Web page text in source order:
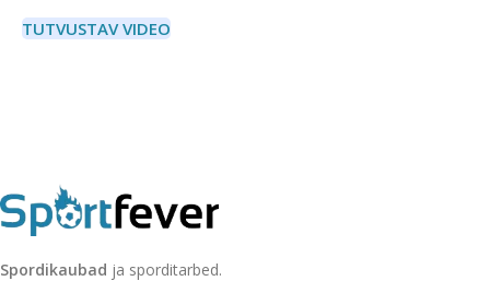
TUTVUSTAV VIDEO
Spordikaubad ja sporditarbed.